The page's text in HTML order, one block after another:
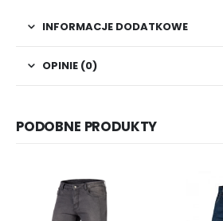
INFORMACJE DODATKOWE
OPINIE (0)
PODOBNE PRODUKTY